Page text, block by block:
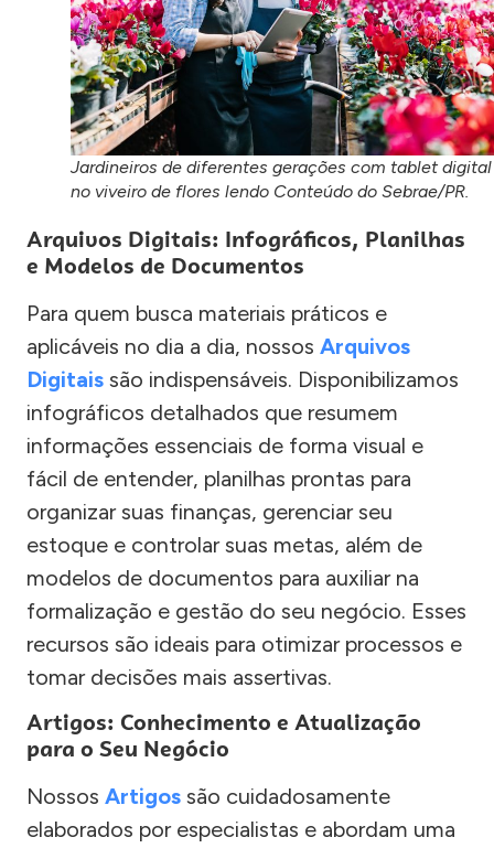
Jardineiros de diferentes gerações com tablet digital
no viveiro de flores lendo Conteúdo do Sebrae/PR.
Arquivos Digitais: Infográficos, Planilhas
e Modelos de Documentos
Para quem busca materiais práticos e
aplicáveis no dia a dia, nossos Arquivos
Digitais são indispensáveis. Disponibilizamos
infográficos detalhados que resumem
informações essenciais de forma visual e
fácil de entender, planilhas prontas para
organizar suas finanças, gerenciar seu
estoque e controlar suas metas, além de
modelos de documentos para auxiliar na
formalização e gestão do seu negócio. Esses
recursos são ideais para otimizar processos e
tomar decisões mais assertivas.
Artigos: Conhecimento e Atualização
para o Seu Negócio
Nossos Artigos são cuidadosamente
elaborados por especialistas e abordam uma